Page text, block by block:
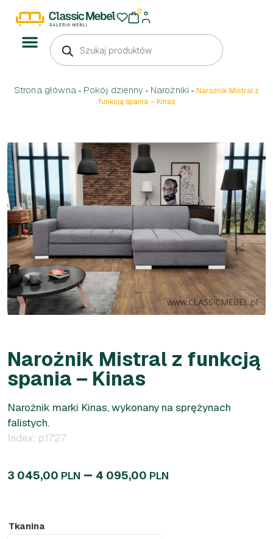
0
Strona główna - Pokój dzienny - Narożniki - Narożnik Mistral z
funkcją spania – Kinas
Narożnik Mistral z funkcją
spania – Kinas
Narożnik marki Kinas, wykonany na sprężynach
falistych.
Index: p1727
3 045,00 PLN – 4 095,00 PLN
Tkanina